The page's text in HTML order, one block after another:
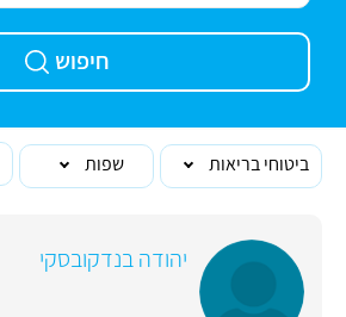
חיפוש
ביטוחי בריאות שפות
יהודה בנדקובסקי